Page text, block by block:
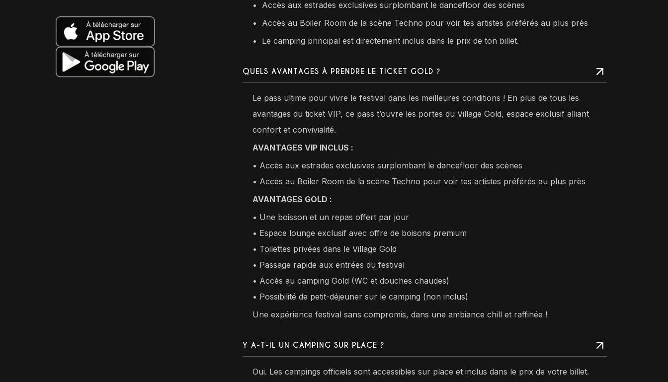
• Accès aux estrades exclusives surplombant le dancefloor des scènes
•⁠ ⁠Accès au Boiler Room de la scène Techno pour voir tes artistes préférés au plus près
•⁠
Le camping principal est directement inclus dans le prix de ton billet.
QUELS AVANTAGES À PRENDRE LE TICKET GOLD ?
Le pass ultime pour vivre le festival dans les meilleures conditions ! En plus de tous les
avantages du ticket VIP, ce pass t’ouvre les portes du Village Gold, espace exclusif alliant
confort et convivialité.
AVANTAGES VIP INCLUS :
• Accès aux estrades exclusives surplombant le dancefloor des scènes
•⁠ ⁠Accès au Boiler Room de la scène Techno pour voir tes artistes préférés au plus près
AVANTAGES GOLD :
• Une boisson et un repas offert par jour
•⁠ ⁠Espace lounge exclusif avec offre de boisons premium
•⁠ ⁠Toilettes privées dans le Village Gold
•⁠ ⁠Passage rapide aux entrées du festival
•⁠ ⁠Accès au camping Gold (WC et douches chaudes)
•⁠ ⁠Possibilité de petit-déjeuner sur le camping (non inclus)
Une expérience festival sans compromis, dans une ambiance chill et raffinée !
Y A-T-IL UN CAMPING SUR PLACE ?
Oui. Les campings officiels sont accessibles sur place et inclus dans le prix de votre billet.